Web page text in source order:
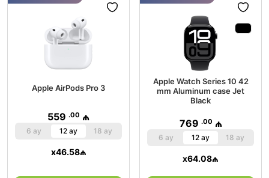
Apple AirPods Pro 3
559 .00 ₼
6 ay 12 ay 18 ay
x46.58₼
Apple Watch Series 10 42
mm Aluminum case Jet
Black
769 .00 ₼
6 ay 12 ay 18 ay
x64.08₼